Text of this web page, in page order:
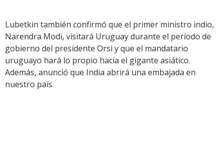
Lubetkin también confirmó que el primer ministro indio,
Narendra Modi, visitará Uruguay durante el período de
gobierno del presidente Orsi y que el mandatario
uruguayo hará lo propio hacia el gigante asiático.
Además, anunció que India abrirá una embajada en
nuestro país.